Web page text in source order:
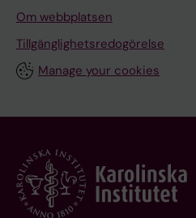
Om webbplatsen
Tillgänglighetsredogörelse
Manage your cookies